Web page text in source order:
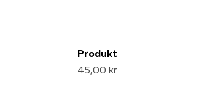
Produkt
45,00 kr